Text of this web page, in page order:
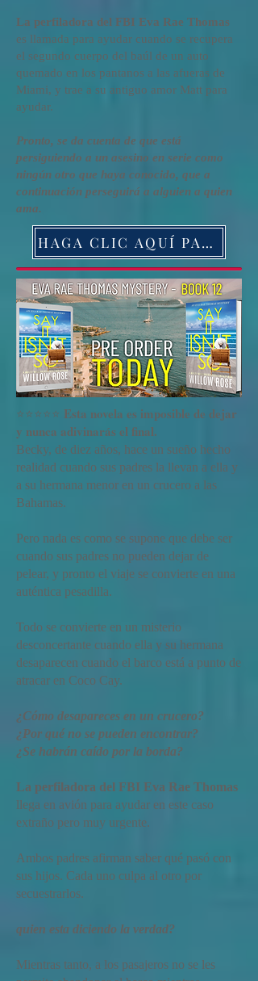
La perfiladora del FBI Eva Rae Thomas
es llamada para ayudar cuando se recupera
el segundo cuerpo del baúl de un auto
quemado en los pantanos a las afueras de
Miami, y trae a su antiguo amor Matt para
ayudar.
Pronto, se da cuenta de que está
persiguiendo a un asesino en serie como
ningún otro que haya conocido, que a
continuación perseguirá a alguien a quien
ama.
HAGA CLIC AQUÍ PARA ORDENAR EL LIBRO HOY
⭐️⭐️⭐️⭐️⭐️ Esta novela es imposible de dejar
y nunca adivinarás el final.
Becky, de diez años, hace un sueño hecho
realidad cuando sus padres la llevan a ella y
a su hermana menor en un crucero a las
Bahamas.
Pero nada es como se supone que debe ser
cuando sus padres no pueden dejar de
pelear, y pronto el viaje se convierte en una
auténtica pesadilla.
Todo se convierte en un misterio
desconcertante cuando ella y su hermana
desaparecen cuando el barco está a punto de
atracar en Coco Cay.
¿Cómo desapareces en un crucero?
¿Por qué no se pueden encontrar?
¿Se habrán caído por la borda?
La perfiladora del FBI Eva Rae Thomas
llega en avión para ayudar en este caso
extraño pero muy urgente.
Ambos padres afirman saber qué pasó con
sus hijos. Cada uno culpa al otro por
secuestrarlos.
quien esta diciendo la verdad?
Mientras tanto, a los pasajeros no se les